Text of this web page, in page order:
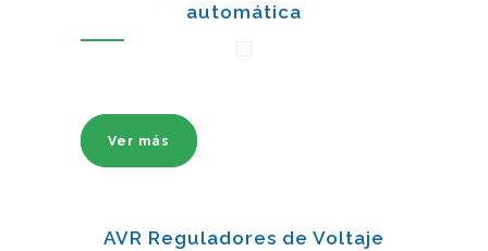
automática
Ver más
AVR Reguladores de Voltaje